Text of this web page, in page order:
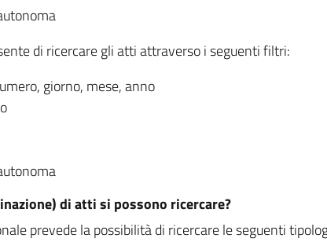
di ricercare gli atti attraverso i seguenti filtri:
giorno, mese, anno
di atti si possono ricercare?
prevede la possibilità di ricercare le seguenti